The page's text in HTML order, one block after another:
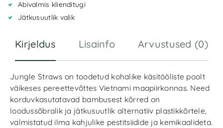
:
Abivalmis klienditugi
Jätkusuutlik valik
Kirjeldus Lisainfo Arvustused (0)
Jungle Straws on toodetud kohalike käsitööliste poolt
väikeses pereettevõttes Vietnami maapiirkonnas. Need
korduvkasutatavad bambusest kõrred on
loodussõbralik ja jätkusuutlik alternatiiv plastikkõrtele,
valmistatud ilma kahjulike pestitsiidide ja kemikaalideta.